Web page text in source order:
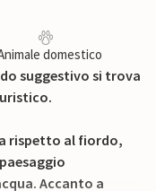
domestico
suggestivo si trova
rispetto al fiordo,
Accanto a